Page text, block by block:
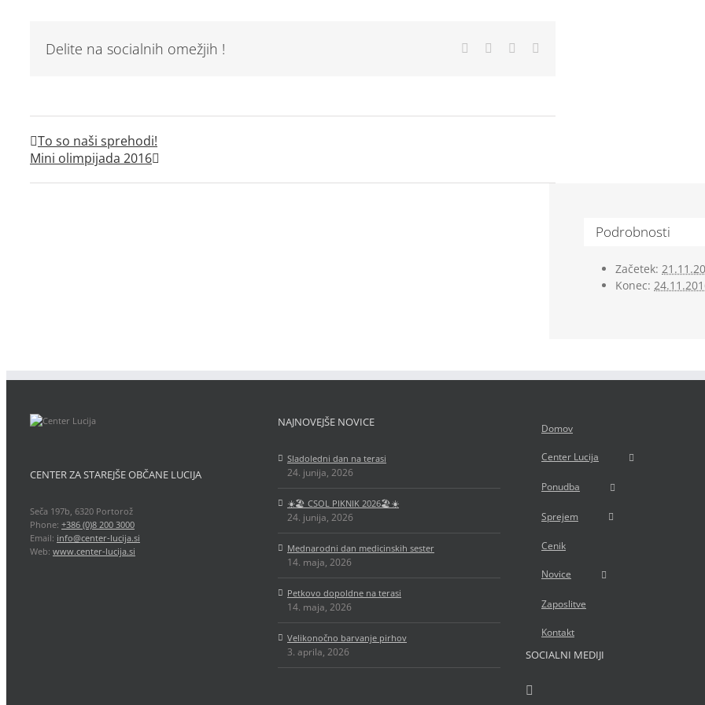
Delite na socialnih omežjih ! Facebook LinkedIn
To so naši sprehodi!
Mini olimpijada 2016
Podrobnosti
Začetek:
Konec:
CENTER ZA STAREJŠE OBČANE LUCIJA
Seča 197b, 6320 Portorož
Phone: +386 (0)8 200 3000
Email: info@center-lucija.si
Web: www.center-lucija.si
NAJNOVEJŠE NOVICE
Sladoledni dan na terasi
24. junija, 2026
☀️🏖️ CSOL PIKNIK 2026🏖️☀️
24. junija, 2026
Mednarodni dan medicinskih sester
14. maja, 2026
Petkovo dopoldne na terasi
14. maja, 2026
Velikonočno barvanje pirhov
3. aprila, 2026
Domov
Center Lucija
Ponudba
Sprejem
Cenik
Novice
Zaposlitve
Kontakt
SOCIALNI MEDIJI